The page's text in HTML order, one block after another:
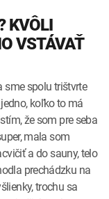
KVÔLI
VSTÁVAŤ
sme spolu trištvrte
koľko to má
že som pre seba
mala som
a do sauny, telo
prechádzku na
trochu sa